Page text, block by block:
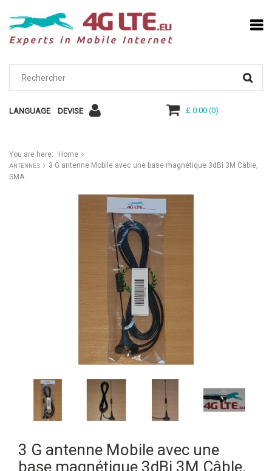
LANGUAGE DEVISE £ 0.00(0)
You are here: Home
ANTENNES
3 G antenne Mobile avec une base magnétique 3dBi 3M Câble,
SMA
3 G antenne Mobile avec une
base magnétique 3dBi 3M Câble,